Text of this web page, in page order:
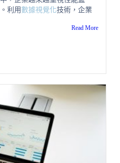
利用數據視覺化技術，企業
Read More